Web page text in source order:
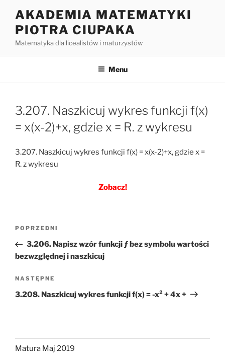
treści
AKADEMIA MATEMATYKI
PIOTRA CIUPAKA
Matematyka dla licealistów i maturzystów
Menu
3.207. Naszkicuj wykres funkcji f(x)
= x(x-2)+x, gdzie x = R. z wykresu
3.207. Naszkicuj wykres funkcji f(x) = x(x-2)+x, gdzie x =
R. z wykresu
Zobacz!
Nawigacja
Poprzedni
wpis
POPRZEDNI
3.206. Napisz wzór funkcji ƒ bez symbolu wartości
bezwzględnej i naszkicuj
Następny
wpis
NASTĘPNE
3.208. Naszkicuj wykres funkcji f(x) = -x² + 4x +
Matura Maj 2019